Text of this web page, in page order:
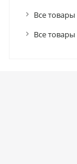
Все
Все товары